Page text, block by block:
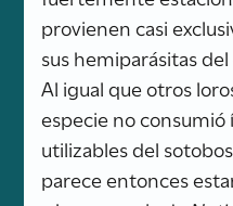
provienen casi
sus hemiparásitas
Al igual que otros
especie no
utilizables del
parece entonces